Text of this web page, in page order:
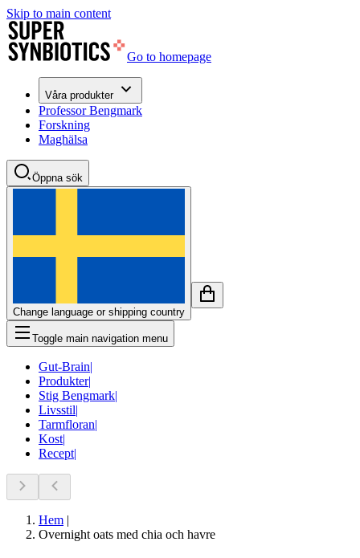
Skip to main content
Go to homepage
Våra produkter
Professor Bengmark
Forskning
Maghälsa
Öppna sök
Change language or shipping country
Toggle main navigation menu
Gut-Brain|
Produkter|
Stig Bengmark|
Livsstil|
Tarmfloran|
Kost|
Recept|
Hem |
Overnight oats med chia och havre